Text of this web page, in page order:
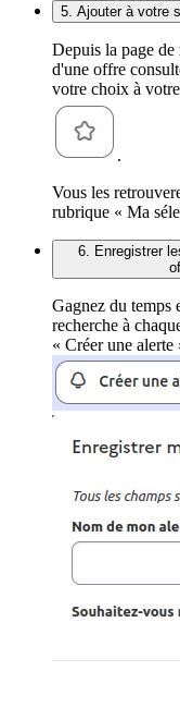
5. Ajouter à votre
Depuis la page de
d'une offre
votre choix à
.
Vous les
rubrique « Ma
6. Enregistrer
Gagnez du temps
recherche à
« Créer une alerte